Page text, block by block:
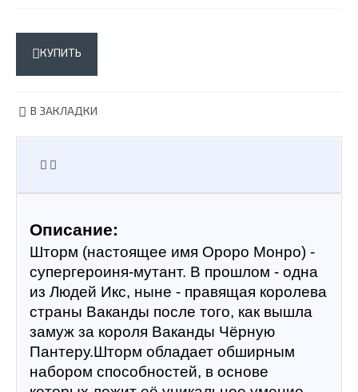
КУПИТЬ
В ЗАКЛАДКИ
Описание:
Шторм (настоящее имя Ороро Монро) -
супергероиня-мутант. В прошлом - одна
из Людей Икс, ныне - правящая королева
страны Ваканды после того, как вышла
замуж за короля Ваканды Чёрную
Пантеру.Шторм обладает обширным
набором способностей, в основе